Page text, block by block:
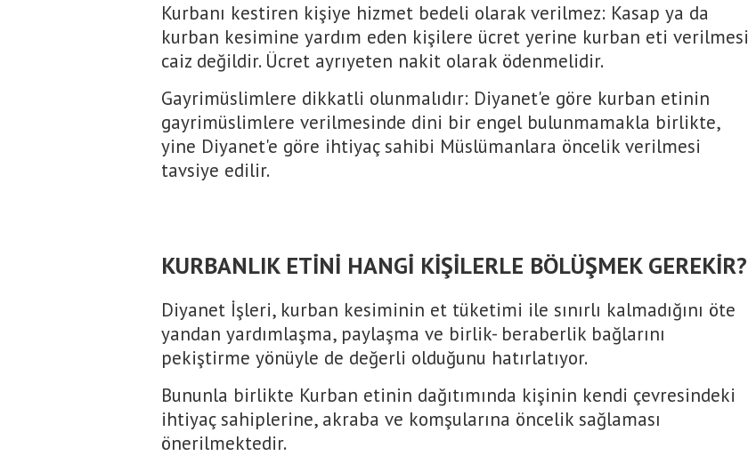
Kurbanı kestiren kişiye hizmet bedeli olarak verilmez: Kasap ya da
kurban kesimine yardım eden kişilere ücret yerine kurban eti verilmesi
caiz değildir. Ücret ayrıyeten nakit olarak ödenmelidir.
Gayrimüslimlere dikkatli olunmalıdır: Diyanet'e göre kurban etinin
gayrimüslimlere verilmesinde dini bir engel bulunmamakla birlikte,
yine Diyanet'e göre ihtiyaç sahibi Müslümanlara öncelik verilmesi
tavsiye edilir.
KURBANLIK ETİNİ HANGİ KİŞİLERLE BÖLÜŞMEK GEREKİR?
Diyanet İşleri, kurban kesiminin et tüketimi ile sınırlı kalmadığını öte
yandan yardımlaşma, paylaşma ve birlik- beraberlik bağlarını
pekiştirme yönüyle de değerli olduğunu hatırlatıyor.
Bununla birlikte Kurban etinin dağıtımında kişinin kendi çevresindeki
ihtiyaç sahiplerine, akraba ve komşularına öncelik sağlaması
önerilmektedir.